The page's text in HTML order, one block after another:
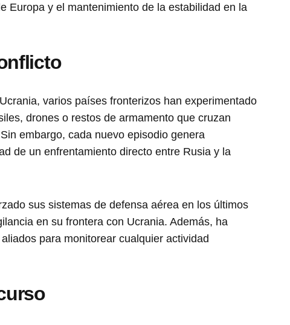
Europa y el mantenimiento de la estabilidad en la
varios países fronterizos han experimentado
drones o restos de armamento que cruzan
embargo, cada nuevo episodio genera
de un enfrentamiento directo entre Rusia y la
sus sistemas de defensa aérea en los últimos
en su frontera con Ucrania. Además, ha
para monitorear cualquier actividad